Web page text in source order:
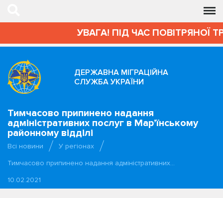
УВАГА! ПІД ЧАС ПОВІТРЯНОЇ
ДЕРЖАВНА МІГРАЦІЙНА
СЛУЖБА УКРАЇНИ
Тимчасово припинено надання
адміністративних послуг в Мар’їнському
районному відділі
Всі новини
У регіонах
Тимчасово припинено надання адміністративних…
10.02.2021